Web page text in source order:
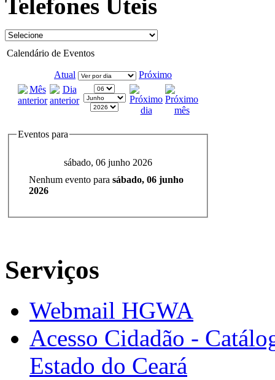
Telefones Ùteis
Calendário de Eventos
Atual Próximo
Eventos para
sábado, 06 junho 2026
Nenhum evento para sábado, 06 junho
2026
Serviços
Webmail HGWA
Acesso Cidadão -
Estado do Ceará